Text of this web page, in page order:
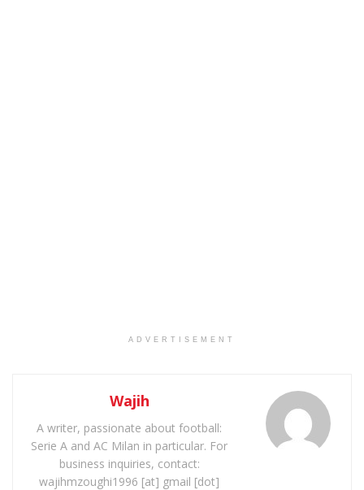
ADVERTISEMENT
Wajih
A writer, passionate about football:
Serie A and AC Milan in particular. For
business inquiries, contact:
wajihmzoughi1996 [at] gmail [dot]